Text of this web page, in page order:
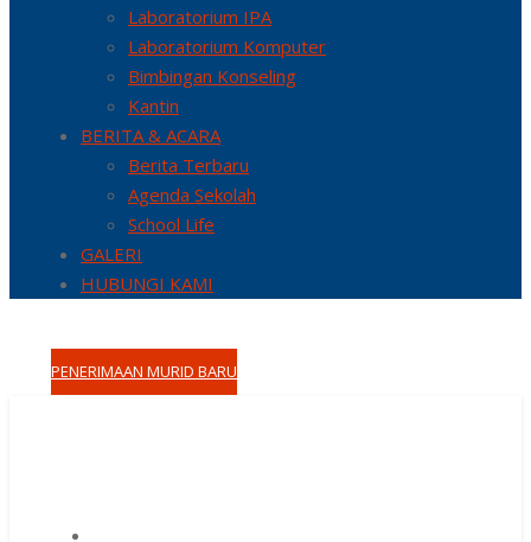
Laboratorium IPA
Laboratorium Komputer
Bimbingan Konseling
Kantin
BERITA & ACARA
Berita Terbaru
Agenda Sekolah
School Life
GALERI
HUBUNGI KAMI
info@smpialazhar21.sch.id
PENERIMAAN MURID BARU